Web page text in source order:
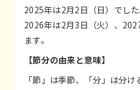
2025年は2月2日（日）でした
2026年は2月3日（火）、
ます。
【節分の由来と意味】
「節」は季節、「分」は分